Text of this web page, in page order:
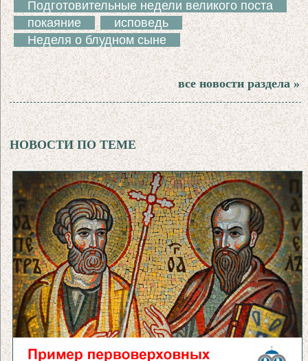
Подготовительные недели великого поста
покаяние
исповедь
Неделя о блудном сыне
все новости раздела »
НОВОСТИ ПО ТЕМЕ